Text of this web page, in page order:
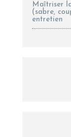
Maîtriser
(sabre,
entretien